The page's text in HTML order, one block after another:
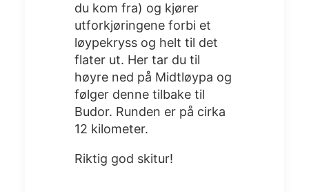
du kom fra) og kjører
utforkjøringene forbi et
løypekryss og helt til det
flater ut. Her tar du til
høyre ned på Midtløypa og
følger denne tilbake til
Budor. Runden er på cirka
12 kilometer.
Riktig god skitur!